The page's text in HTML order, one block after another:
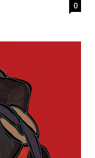
0